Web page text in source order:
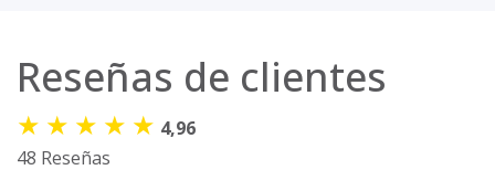
Reseñas de clientes
★ ★ ★ ★ ★ 4,96
48 Reseñas